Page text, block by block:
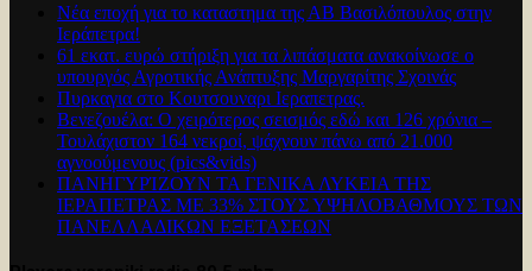
Νέα εποχή για το καταστημα της ΑΒ Βασιλόπουλος στην
Ιεράπετρα!
61 εκατ. ευρώ στήριξη για τα λιπάσματα ανακοίνωσε ο
υπουργός Αγροτικής Ανάπτυξης Μαργαρίτης Σχοινάς
Πυρκαγια στο Κουτσουναρι Ιεραπετρας.
Βενεζουέλα: Ο χειρότερος σεισμός εδώ και 126 χρόνια –
Τουλάχιστον 164 νεκροί, ψάχνουν πάνω από 21.000
αγνοούμενους (pics&vids)
ΠΑΝΗΓΥΡΊΖΟΥΝ ΤΑ ΓΕΝΙΚΑ ΛΥΚΕΙΑ ΤΗΣ
ΙΕΡΑΠΕΤΡΑΣ ΜΕ 33% ΣΤΟΥΣ ΥΨΗΛΟΒΑΘΜΟΥΣ ΤΩΝ
ΠΑΝΕΛΛΑΔΙΚΩΝ ΕΞΕΤΑΣΕΩΝ